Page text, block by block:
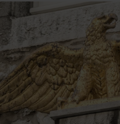
über fast 200 Jahre ohne
Heute wird das Gebäude als
aber noch immer schmückt
Wappentier der damaligen
Fassade.
Entdecken Sie diesen und
bei einem Streifzug durch
Altstadtflair und den Charme
genießen. Unser Flyer
weist Ihnen den Weg!